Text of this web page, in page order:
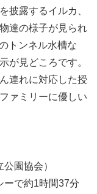
披露するイルカ、
達の様子が見られ
トンネル水槽な
が見どころです。
連れに対応した授
ァミリーに優しい
園協会）
ーで約1時間37分